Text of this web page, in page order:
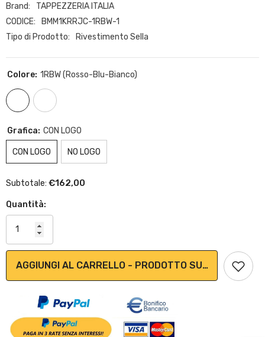
Brand:
TAPPEZZERIA ITALIA
CODICE:
BMM1KRRJC-1RBW-1
Tipo di Prodotto:
Rivestimento Sella
Colore: 1RBW (rosso-Blu-Bianco)
Grafica: CON LOGO
CON LOGO NO LOGO
Subtotale: €162,00
Quantità:
AGGIUNGI AL CARRELLO - PRODOTTO SU